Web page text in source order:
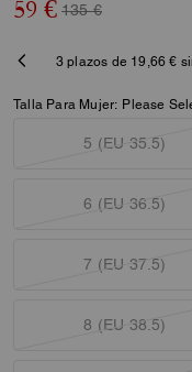
59 € 135 €
3 plazos de 19,66 €
Talla Para Mujer: Please
5 (EU 35.5)
6 (EU 36.5)
7 (EU 37.5)
8 (EU 38.5)